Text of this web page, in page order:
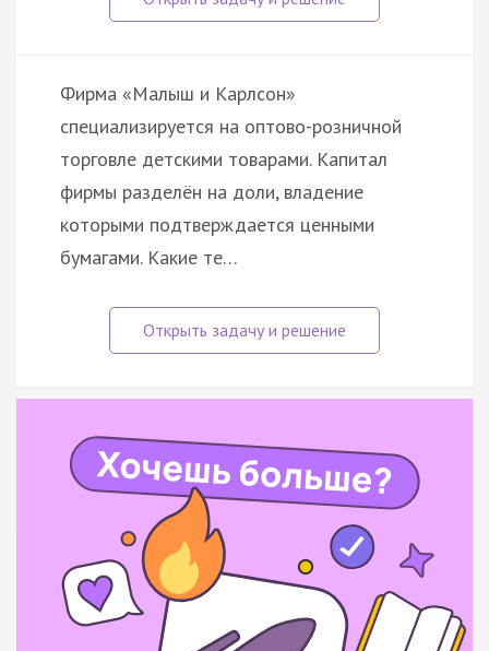
Фирма «Малыш и Карлсон»
специализируется на оптово-розничной
торговле детскими товарами. Капитал
фирмы разделён на доли, владение
которыми подтверждается ценными
бумагами. Какие те…